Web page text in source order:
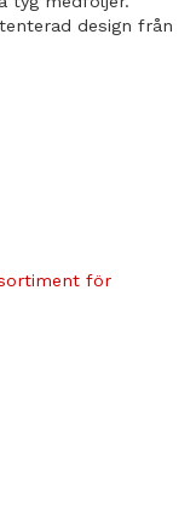
design från
för